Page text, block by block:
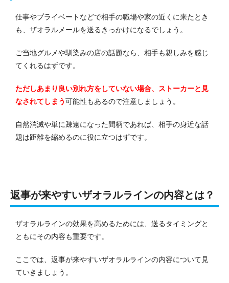
仕事やプライベートなどで相手の職場や家の近くに来たとき
も、ザオラルメールを送るきっかけになるでしょう。
ご当地グルメや馴染みの店の話題なら、相手も親しみを感じ
てくれるはずです。
ただしあまり良い別れ方をしていない場合、ストーカーと見
なされてしまう可能性もあるので注意しましょう。
自然消滅や単に疎遠になった間柄であれば、相手の身近な話
題は距離を縮めるのに役に立つはずです。
返事が来やすいザオラルラインの内容とは？
ザオラルラインの効果を高めるためには、送るタイミングと
ともにその内容も重要です。
ここでは、返事が来やすいザオラルラインの内容について見
ていきましょう。